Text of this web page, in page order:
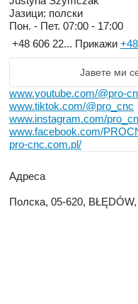
Јазици: полски
Пон. - Пет. 07:00 - 17:00
+48 606 22... Прикажи
Јавете ми
www.youtube.com/@pro-
www.tiktok.com/@pro_cnc
www.instagram.com/
www.facebook.com/
pro-cnc.com.pl/
Адреса
Полска, 05-620,